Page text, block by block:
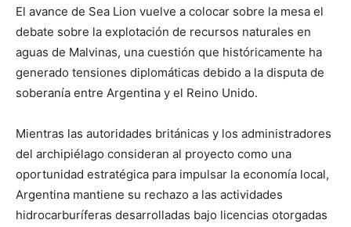
El avance de Sea Lion vuelve a colocar sobre la mesa el
debate sobre la explotación de recursos naturales en
aguas de Malvinas, una cuestión que históricamente ha
generado tensiones diplomáticas debido a la disputa de
soberanía entre Argentina y el Reino Unido.
Mientras las autoridades británicas y los administradores
del archipiélago consideran al proyecto como una
oportunidad estratégica para impulsar la economía local,
Argentina mantiene su rechazo a las actividades
hidrocarburíferas desarrolladas bajo licencias otorgadas